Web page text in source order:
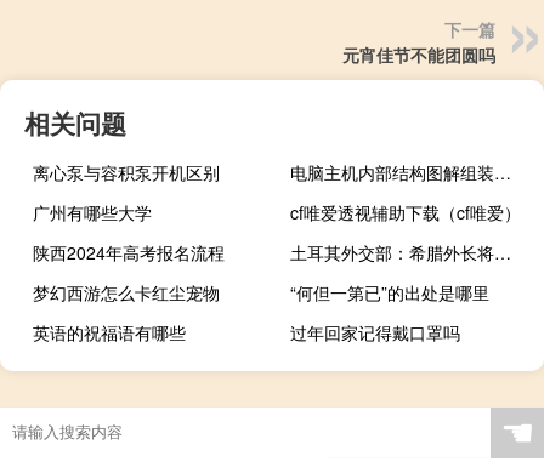
下一篇
元宵佳节不能团圆吗
相关问题
离心泵与容积泵开机区别
电脑主机内部结构图解组装教程（电脑主机内部结构图解）
广州有哪些大学
cf唯爱透视辅助下载（cf唯爱）
陕西2024年高考报名流程
土耳其外交部：希腊外长将于9月5日访问土耳其
梦幻西游怎么卡红尘宠物
“何但一第已”的出处是哪里
英语的祝福语有哪些
过年回家记得戴口罩吗
☚